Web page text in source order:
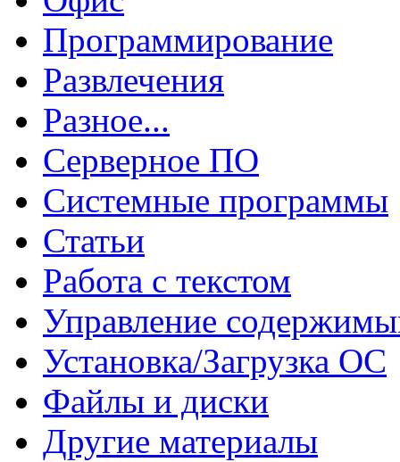
Программирование
Развлечения
Разное...
Серверное ПО
Системные программы
Статьи
Работа с текстом
Управление
Установка/Загрузка ОС
Файлы и диски
Другие материалы